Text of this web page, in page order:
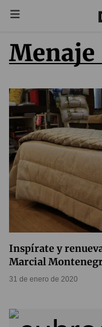
menaje
Inspírate y
Marcial
31 de enero de 2020